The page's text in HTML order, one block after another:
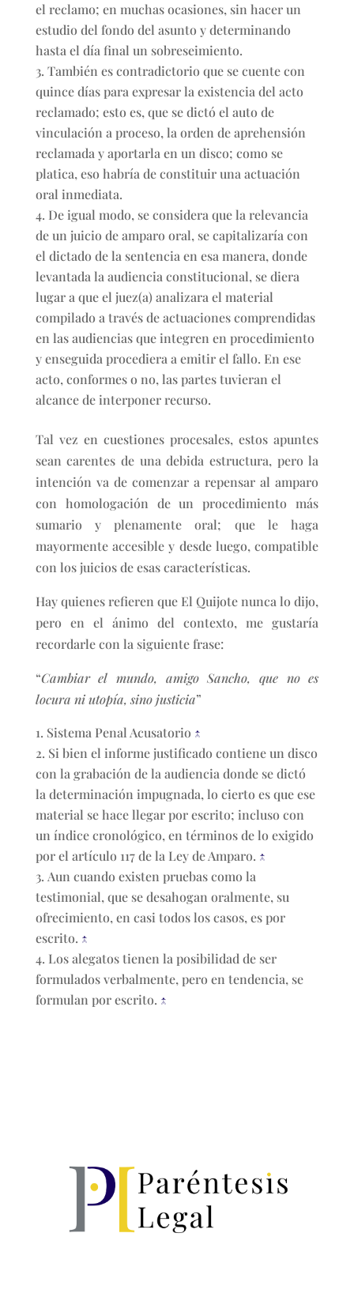
el reclamo; en muchas ocasiones, sin hacer un
estudio del fondo del asunto y determinando
hasta el día final un sobreseimiento.
También es contradictorio que se cuente con
quince días para expresar la existencia del acto
reclamado; esto es, que se dictó el auto de
vinculación a proceso, la orden de aprehensión
reclamada y aportarla en un disco; como se
platica, eso habría de constituir una actuación
oral inmediata.
De igual modo, se considera que la relevancia
de un juicio de amparo oral, se capitalizaría con
el dictado de la sentencia en esa manera, donde
levantada la audiencia constitucional, se diera
lugar a que el juez(a) analizara el material
compilado a través de actuaciones comprendidas
en las audiencias que integren en procedimiento
y enseguida procediera a emitir el fallo. En ese
acto, conformes o no, las partes tuvieran el
alcance de interponer recurso.
Tal vez en cuestiones procesales, estos apuntes
sean carentes de una debida estructura, pero la
intención va de comenzar a repensar al amparo
con homologación de un procedimiento más
sumario y plenamente oral; que le haga
mayormente accesible y desde luego, compatible
con los juicios de esas características.
Hay quienes refieren que El Quijote nunca lo dijo,
pero en el ánimo del contexto, me gustaría
recordarle con la siguiente frase:
“Cambiar el mundo, amigo Sancho, que no es
locura ni utopía, sino justicia”
Sistema Penal Acusatorio ↑
Si bien el informe justificado contiene un disco
con la grabación de la audiencia donde se dictó
la determinación impugnada, lo cierto es que ese
material se hace llegar por escrito; incluso con
un índice cronológico, en términos de lo exigido
por el artículo 117 de la Ley de Amparo. ↑
Aun cuando existen pruebas como la
testimonial, que se desahogan oralmente, su
ofrecimiento, en casi todos los casos, es por
escrito. ↑
Los alegatos tienen la posibilidad de ser
formulados verbalmente, pero en tendencia, se
formulan por escrito. ↑